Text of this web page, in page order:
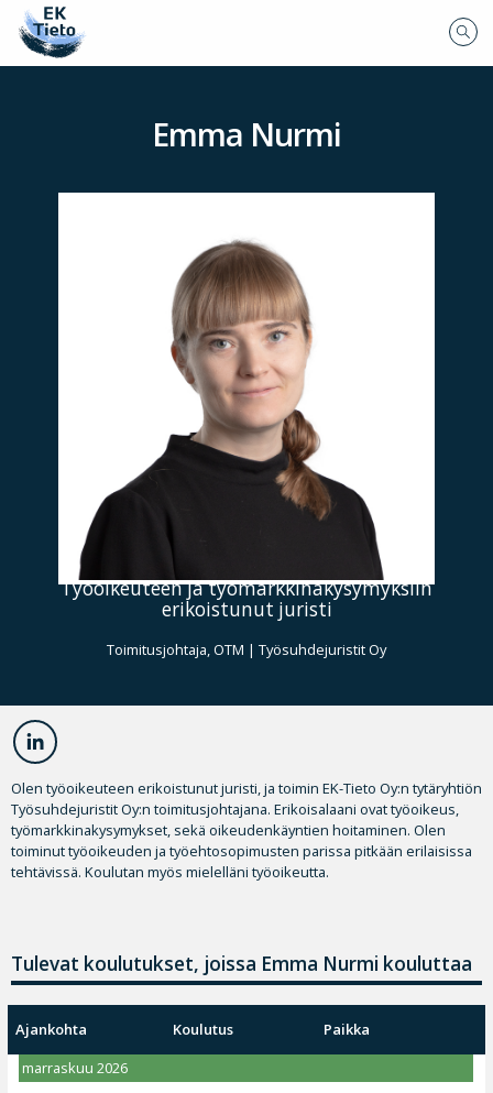
Emma Nurmi
Työoikeuteen ja työmarkkinakysymyksiin
erikoistunut juristi
Toimitusjohtaja, OTM | Työsuhdejuristit Oy
Olen työoikeuteen erikoistunut juristi, ja toimin EK-Tieto Oy:n tytäryhtiön
Työsuhdejuristit Oy:n toimitusjohtajana. Erikoisalaani ovat työoikeus,
työmarkkinakysymykset, sekä oikeudenkäyntien hoitaminen. Olen
toiminut työoikeuden ja työehtosopimusten parissa pitkään erilaisissa
tehtävissä. Koulutan myös mielelläni työoikeutta.
Tulevat koulutukset, joissa Emma Nurmi kouluttaa
Ajankohta Koulutus
Paikka
marraskuu 2026